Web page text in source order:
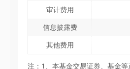
审计费用
信息披露费
其他费用
注：1、本基金交易证券、基金